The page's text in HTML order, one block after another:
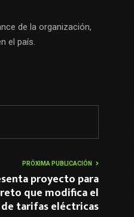
de la organización,
el país.
PRÓXIMA PUBLICACIÓN
proyecto para
que modifica el
tarifas eléctricas